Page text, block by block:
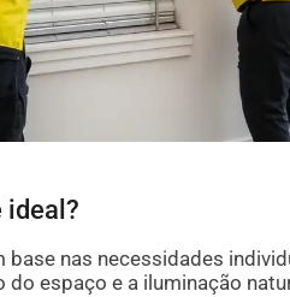
ideal?
nas necessidades
espaço e a iluminação